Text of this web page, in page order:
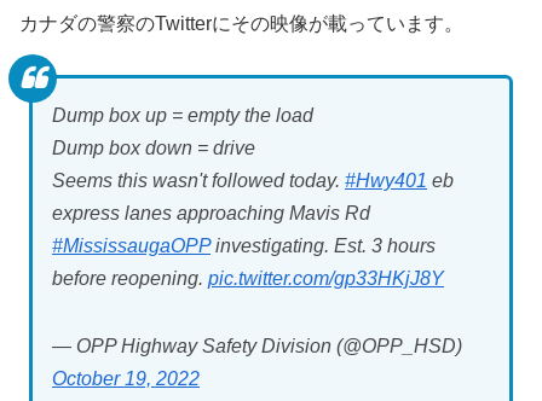
カナダの警察のTwitterにその映像が載っています。
Dump box up = empty the load
Dump box down = drive
Seems this wasn't followed today. #Hwy401 eb
express lanes approaching Mavis Rd
#MississaugaOPPinvestigating. Est. 3 hours
before reopening. pic.twitter.com/gp33HKjJ8Y
— OPP Highway Safety Division (@OPP_HSD)
October 19, 2022